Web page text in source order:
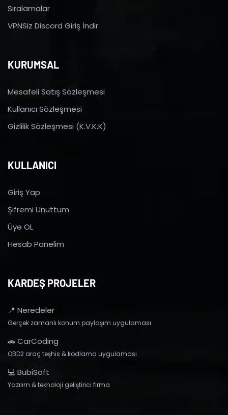
Sıralamalar
VPNSiz Discord Giriş İndir
KURUMSAL
Mesafeli Satış Sözleşmesi
Kullanıcı Sözleşmesi
Gizlilik Sözleşmesi (K.V.K.K)
KULLANICI
Giriş Yap
Şifremi Unuttum
Üye OL
Hesab Panelim
KARDEŞ PROJELER
📍 Neredeler
Gerçek zamanlı konum paylaşım uygulaması
🚗 CarCoding
OBD2 araç teşhis & kodlama uygulaması
💻 BubiSoft
Yazılım & teknoloji geliştirici firma